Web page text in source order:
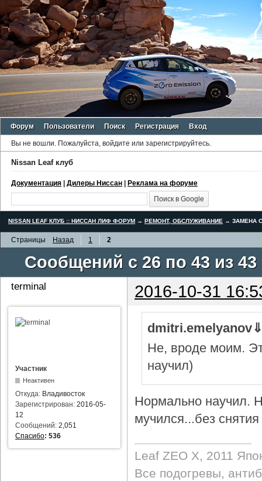
Форум Пользователи Поиск Регистрация Вход
Вы не вошли. Пожалуйста, войдите или зарегистрируйтесь.
Nissan Leaf клуб
Документация | Дилеры Ниссан | Реклама на форуме
NISSAN LEAF КЛУБ :: НИССАН ЛИФ ФОРУМ → РЕМОНТ, ОБСЛУЖИВАНИЕ →ЗАМЕНА
Страницы Назад 1 2
Сообщений с 26 по 43 из 43
terminal 2016-10-31
Участник
Неактивен
Откуда: Владивосток
Зарегистрирован: 2016-05-
12
Сообщений: 2,051
Спасибо: 536
Не, вроде моим.
научил)
Нормально научил.
мучился...без снятия
Leaf ZEO Х, 2011
Все подогревы,